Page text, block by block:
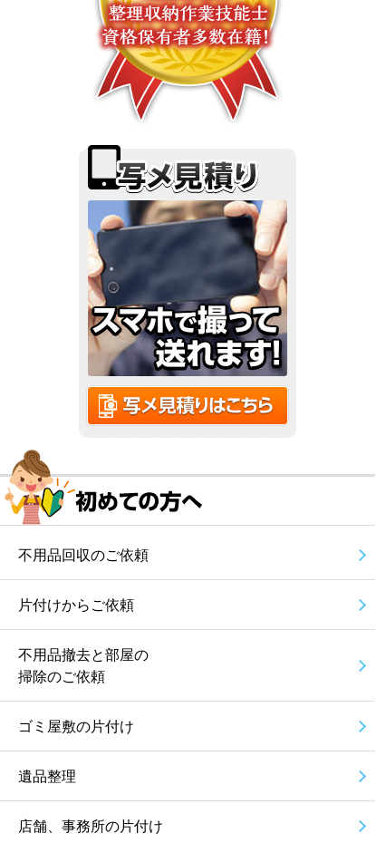
不用品回収のご依頼
片付けからご依頼
不用品撤去と部屋の
掃除のご依頼
ゴミ屋敷の片付け
遺品整理
店舗、事務所の片付け